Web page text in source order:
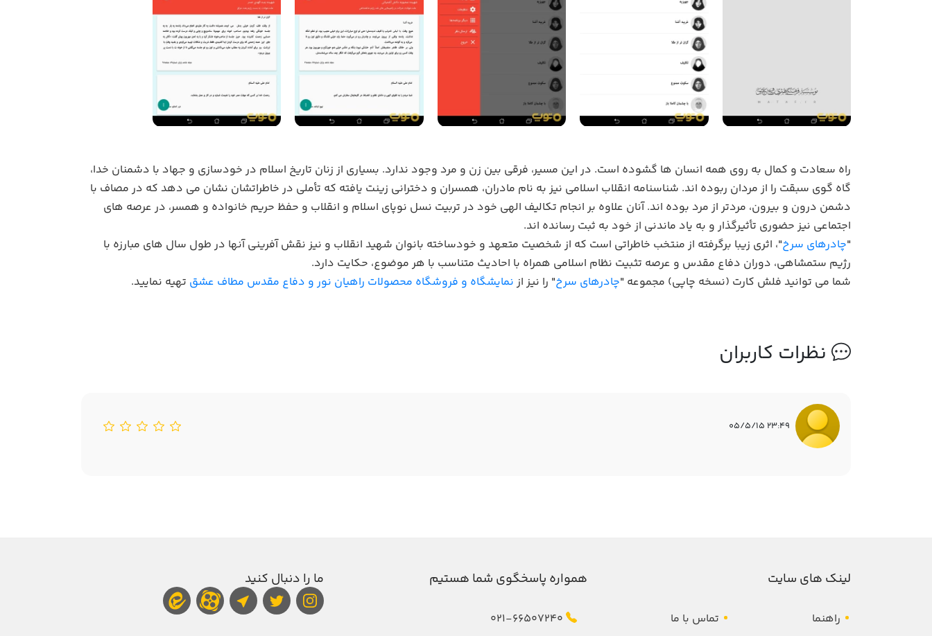
راه سعادت و کمال به روی همه انسان ها گشوده است. در این مسیر، فرقی بین زن و مرد وجود ندارد. بسیاری از زنان تاریخ اسلام در خودسازی و جهاد با دشمنان خدا،
گاه گوی سبقت را از مردان ربوده اند. شناسنامه انقلاب اسلامی نیز به نام مادران، همسران و دخترانی زینت یافته که تأملی در خاطراتشان نشان می دهد که در مصاف با
دشمن درون و بیرون، مردتر از مرد بوده اند. آنان علاوه بر انجام تکالیف الهی خود در تربیت نسل نوپای اسلام و انقلاب و حفظ حریم خانواده و همسر، در عرصه های
اجتماعی نیز حضوری تأثیرگذار و به یاد ماندنی از خود به ثبت رسانده اند.
"چادرهای سرخ"، اثری زیبا برگرفته از منتخب خاطراتی است که از شخصیت متعهد و خودساخته بانوان شهید انقلاب و نیز نقش آفرینی آنها در طول سال های مبارزه با
رژیم ستمشاهی، دوران دفاع مقدس و عرصه تثبیت نظام اسلامی همراه با احادیث متناسب با هر موضوع، حکایت دارد.
شما می توانید فلش کارت (نسخه چاپی) مجموعه "چادرهای سرخ" را نیز از نمایشگاه و فروشگاه محصولات راهیان نور و دفاع مقدس مطاف عشق تهیه نمایید.
نظرات کاربران
23:49 05/5/15
لینک های سایت
راهنما
تماس با ما
همواره پاسخگوی شما هستیم ما را دنبال کنید